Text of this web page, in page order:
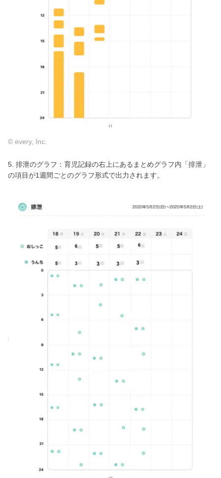
© every, Inc.
5. 排泄のグラフ：育児記録の右上にあるまとめグラフ内「排泄」
の項目が1週間ごとのグラフ形式で出力されます。